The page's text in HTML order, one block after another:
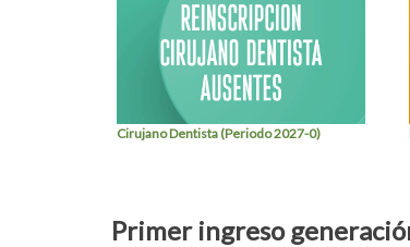
Cirujano Dentista (Periodo 2027-0)
Primer ingreso